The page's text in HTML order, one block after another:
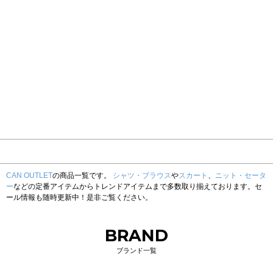
CAN OUTLETの商品一覧です。 シャツ・ブラウスやスカート 、 ニット・セータ
ーなどの定番アイテムからトレンドアイテムまで多数取り揃えております。セ
ール情報も随時更新中！是非ご覧ください。
BRAND
ブランド一覧